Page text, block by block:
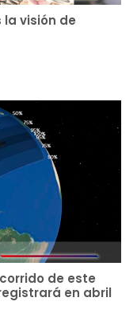
visión de
de este
en abril